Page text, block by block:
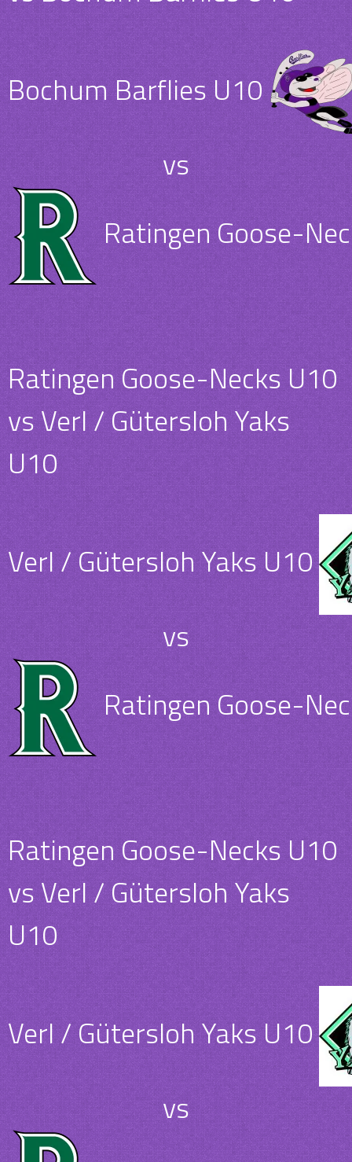
Bochum Barflies U10
vs
Ratingen Goose-
Ratingen Goose-Necks U10
vs Verl / Gütersloh Yaks
U10
Verl / Gütersloh Yaks U10
vs
Ratingen Goose-
Ratingen Goose-Necks U10
vs Verl / Gütersloh Yaks
U10
Verl / Gütersloh Yaks U10
vs